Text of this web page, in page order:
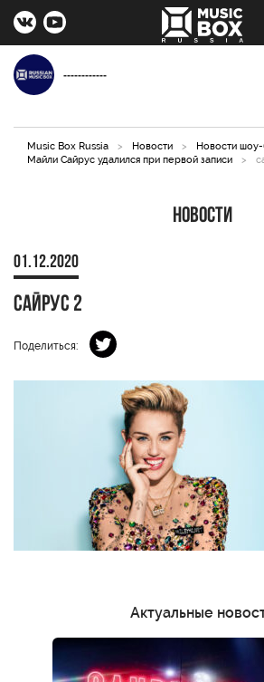
------------
Music Box Russia > Новости > Новости шоу-
Майли Сайрус удалился при первой записи
>
Новости
01.12.2020
сайрус 2
Поделиться:
Актуальные